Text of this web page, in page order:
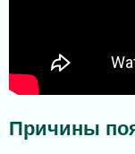
Причины